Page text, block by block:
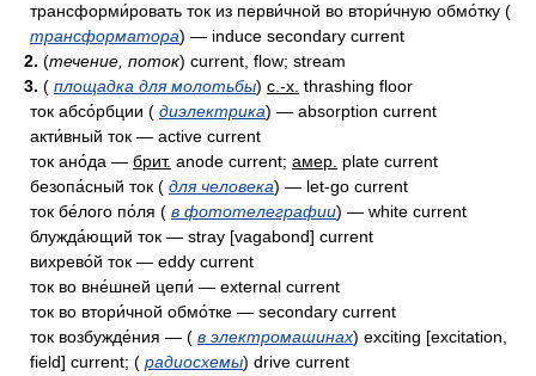
трансформи́ровать ток из перви́чной во втори́чную обмо́тку (
трансформатора) — induce secondary current
2. (течение, поток) current, flow; stream
3. ( площадка для молотьбы) с.-х. thrashing floor
ток абсо́рбции ( диэлектрика) — absorption current
акти́вный ток — active current
ток ано́да — брит. anode current; амер. plate current
безопа́сный ток ( для человека) — let-go current
ток бе́лого по́ля ( в фототелеграфии) — white current
блужда́ющий ток — stray [vagabond] current
вихрево́й ток — eddy current
ток во вне́шней цепи́ — external current
ток во втори́чной обмо́тке — secondary current
ток возбужде́ния — ( в электромашинах) exciting [excitation,
field] current; ( радиосхемы) drive current